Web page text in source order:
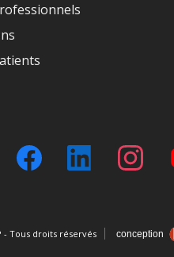
- Tous droits réservés